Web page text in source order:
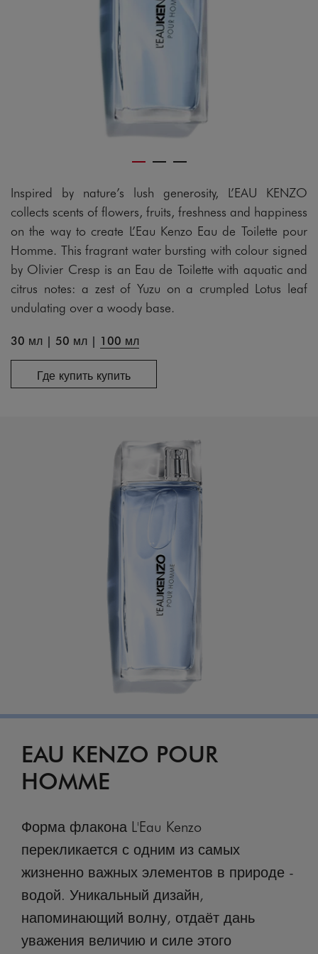
Inspired by nature’s lush generosity, L’EAU KENZO
collects scents of flowers, fruits, freshness and happiness
on the way to create L’Eau Kenzo Eau de Toilette pour
Homme. This fragrant water bursting with colour signed
by Olivier Cresp is an Eau de Toilette with aquatic and
citrus notes: a zest of Yuzu on a crumpled Lotus leaf
undulating over a woody base.
30 мл | 50 мл | 100 мл
Где купить купить
EAU KENZO POUR
HOMME
Форма флакона L'Eau Kenzo
перекликается с одним из самых
жизненно важных элементов в природе -
водой. Уникальный дизайн,
напоминающий волну, отдаёт дань
уважения величию и силе этого